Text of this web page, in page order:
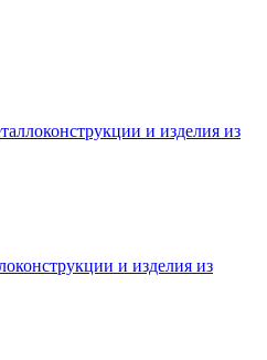
и изделия из
и изделия из